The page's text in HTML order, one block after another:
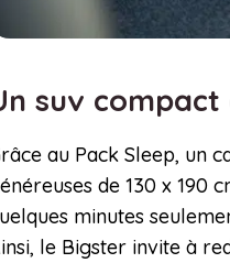
suv
au Pack Sleep, un
de 130 x 190
minutes
le Bigster invite à